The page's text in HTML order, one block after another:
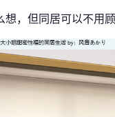
想，但同居可以不用